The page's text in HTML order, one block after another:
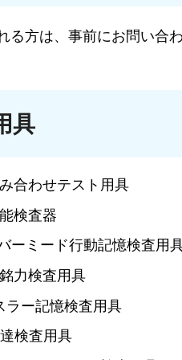
る方は、事前にお問い合わ
具
合わせテスト用具
検査器
ーミード行動記憶検査用
力検査用具
ラー記憶検査用具
検査用具